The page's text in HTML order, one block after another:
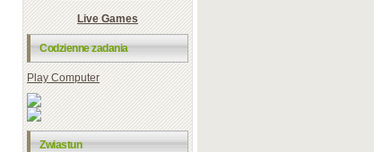
Live Games
Codzienne zadania
Play Computer
Zwiastun